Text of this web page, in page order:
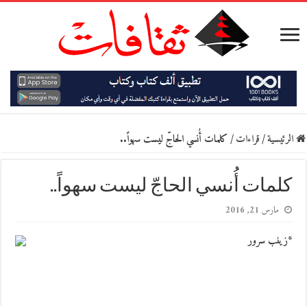
الرئيسية/قراءات/كلمات أُنسي الحاجّ ليست سهواً..
كلمات أُنسي الحاجّ ليست سهواً..
مارس 21, 2016
*زينب سرور